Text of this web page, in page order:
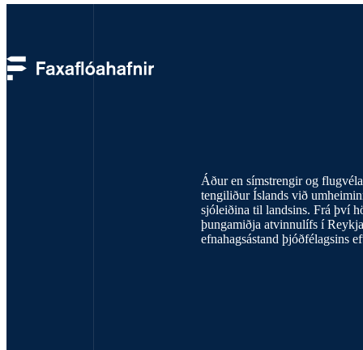
100 ára
Áður en símstrengir og
tengiliður Íslands við
sjóleiðina til landsins. Frá því
þungamiðja atvinnulífs í
efnahagsástand þjóðfélagsins